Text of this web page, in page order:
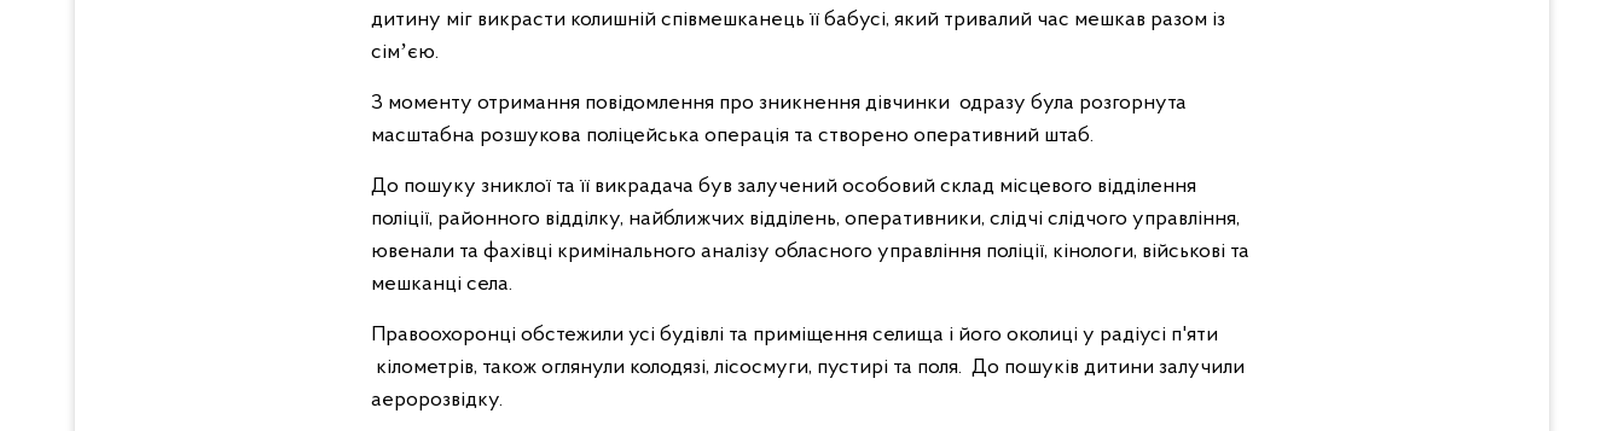
дитину міг викрасти колишній співмешканець її бабусі, який тривалий час мешкав разом із
сімʼєю.
З моменту отримання повідомлення про зникнення дівчинки одразу була розгорнута
масштабна розшукова поліцейська операція та створено оперативний штаб.
До пошуку зниклої та її викрадача був залучений особовий склад місцевого відділення
поліції, районного відділку, найближчих відділень, оперативники, слідчі слідчого управління,
ювенали та фахівці кримінального аналізу обласного управління поліції, кінологи, військові та
мешканці села.
Правоохоронці обстежили усі будівлі та приміщення селища і його околиці у радіусі п'яти
кілометрів, також оглянули колодязі, лісосмуги, пустирі та поля. До пошуків дитини залучили
аеророзвідку.